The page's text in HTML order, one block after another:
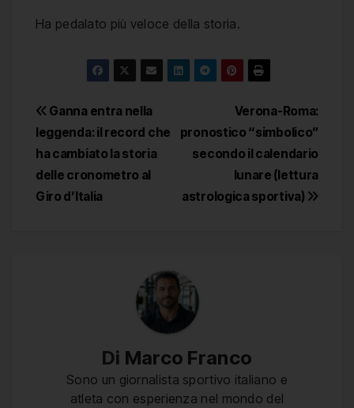
Ha pedalato più veloce della storia.
Navigazione
articoli
Verona-Roma:
pronostico “simbolico”
secondo il calendario
lunare (lettura
astrologica sportiva)
Ganna entra nella
leggenda: il record che
ha cambiato la storia
delle cronometro al
Giro d’Italia
Di Marco Franco
Sono un giornalista sportivo italiano e
atleta con esperienza nel mondo del